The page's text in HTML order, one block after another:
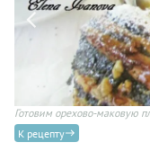
Готовим орехово-маковую
К рецепту